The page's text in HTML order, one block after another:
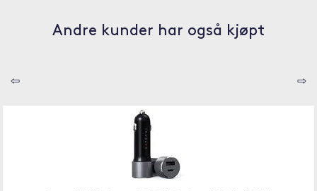
Andre kunder har også kjøpt
⇦ ⇨